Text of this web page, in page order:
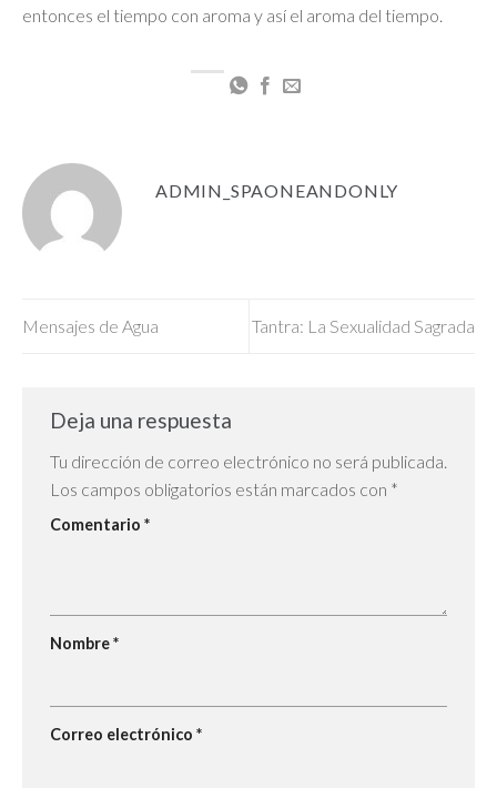
entonces el tiempo con aroma y así el aroma del tiempo.
ADMIN_SPAONEANDONLY
Mensajes de Agua Tantra: La Sexualidad Sagrada
Deja una respuesta
Tu dirección de correo electrónico no será publicada.
Los campos obligatorios están marcados con *
Comentario *
Nombre*
Correo electrónico *